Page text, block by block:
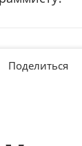
Поделиться